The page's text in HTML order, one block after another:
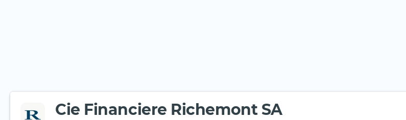
Cie Financiere Richemont SA